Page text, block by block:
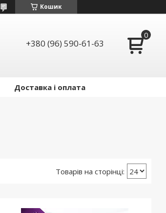
Кошик
+380 (96) 590-61-63
Доставка і оплата